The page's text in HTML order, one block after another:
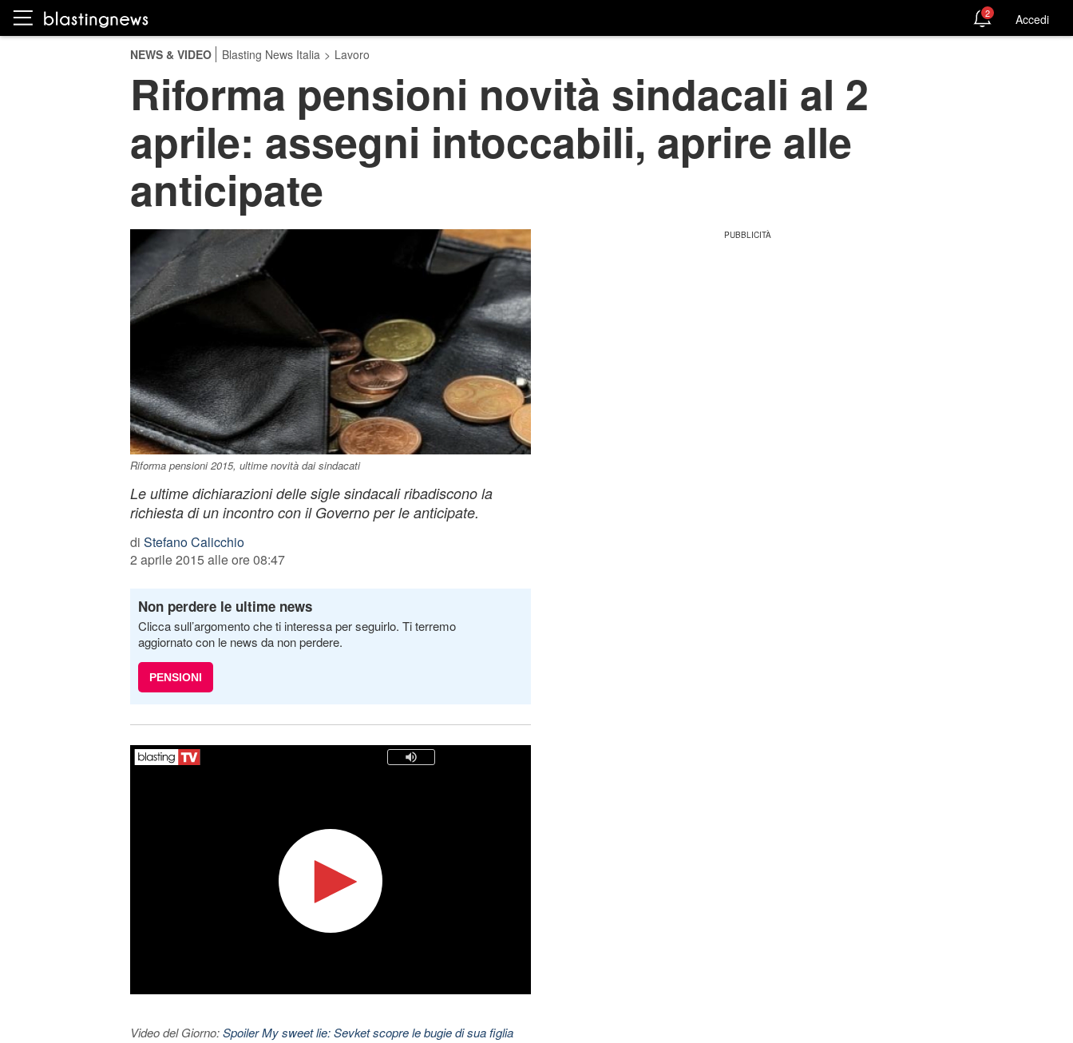
2 Accedi
NEWS & VIDEO Blasting News Italia > Lavoro
Riforma pensioni novità sindacali al 2
aprile: assegni intoccabili, aprire alle
anticipate
Riforma pensioni 2015, ultime novità dai sindacati
Le ultime dichiarazioni delle sigle sindacali ribadiscono la
richiesta di un incontro con il Governo per le anticipate.
di Stefano Calicchio
2 aprile 2015 alle ore 08:47
Non perdere le ultime news
Clicca sull’argomento che ti interessa per seguirlo. Ti terremo
aggiornato con le news da non perdere.
PENSIONI
Video del Giorno:Spoiler My sweet lie: Sevket scopre le bugie di sua figlia